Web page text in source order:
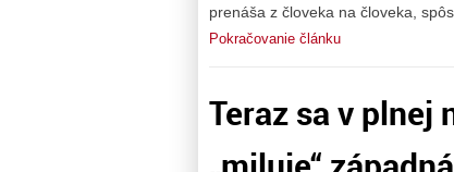
prenáša z človeka na človeka,
Pokračovanie článku
Teraz sa v plnej